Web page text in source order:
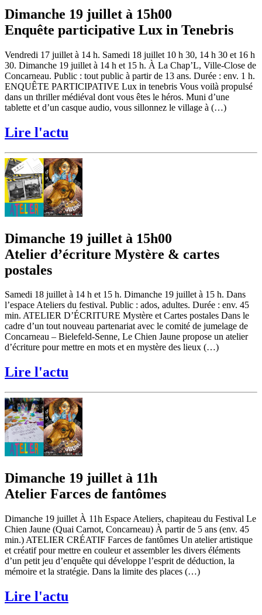
Dimanche 19 juillet à 15h00
Enquête participative Lux in Tenebris
Vendredi 17 juillet à 14 h. Samedi 18 juillet 10 h 30, 14 h 30 et 16 h
30. Dimanche 19 juillet à 14 h et 15 h. À La Chap’L, Ville-Close de
Concarneau. Public : tout public à partir de 13 ans. Durée : env. 1 h.
ENQUÊTE PARTICIPATIVE Lux in tenebris Vous voilà propulsé
dans un thriller médiéval dont vous êtes le héros. Muni d’une
tablette et d’un casque audio, vous sillonnez le village à (…)
Lire l'actu
Dimanche 19 juillet à 15h00
Atelier d’écriture Mystère & cartes
postales
Samedi 18 juillet à 14 h et 15 h. Dimanche 19 juillet à 15 h. Dans
l’espace Ateliers du festival. Public : ados, adultes. Durée : env. 45
min. ATELIER D’ÉCRITURE Mystère et Cartes postales Dans le
cadre d’un tout nouveau partenariat avec le comité de jumelage de
Concarneau – Bielefeld-Senne, Le Chien Jaune propose un atelier
d’écriture pour mettre en mots et en mystère des lieux (…)
Lire l'actu
Dimanche 19 juillet à 11h
Atelier Farces de fantômes
Dimanche 19 juillet À 11h Espace Ateliers, chapiteau du Festival Le
Chien Jaune (Quai Carnot, Concarneau) À partir de 5 ans (env. 45
min.) ATELIER CRÉATIF Farces de fantômes Un atelier artistique
et créatif pour mettre en couleur et assembler les divers éléments
d’un petit jeu d’enquête qui développe l’esprit de déduction, la
mémoire et la stratégie. Dans la limite des places (…)
Lire l'actu